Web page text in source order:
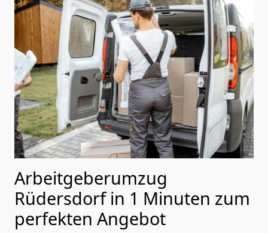
Arbeitgeberumzug
Rüdersdorf in 1 Minuten zum
perfekten Angebot